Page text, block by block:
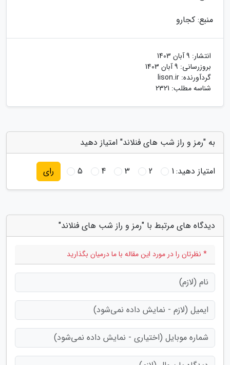
منبع: کجارو
انتشار: 9 آبان 1403
بروزرسانی: 9 آبان 1403
گردآورنده: lison.ir
شناسه مطلب: 2321
به "رمز و راز شب های فنلاند" امتیاز دهید
امتیاز دهید:1
2
3
4
5 رای
دیدگاه های مرتبط با "رمز و راز شب های فنلاند"
* نظرتان را در مورد این مقاله با ما درمیان بگذارید